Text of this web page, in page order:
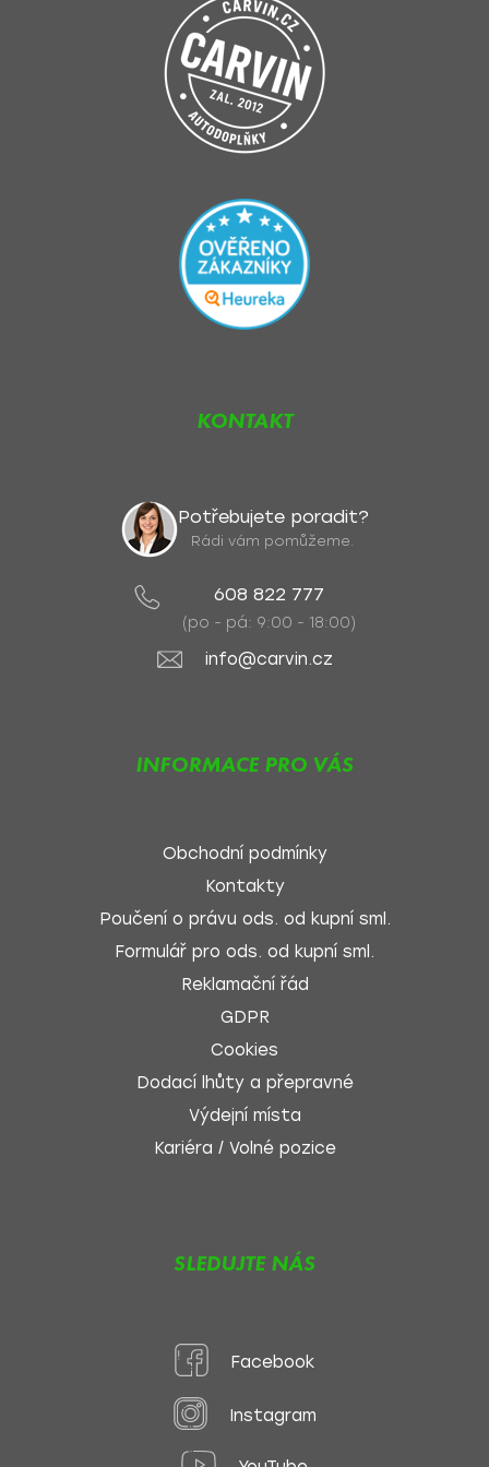
KONTAKT
Potřebujete poradit?
Rádi vám pomůžeme.
608 822 777
(po - pá: 9:00 - 18:00)
info@carvin.cz
INFORMACE PRO VÁS
Obchodní podmínky
Kontakty
Poučení o právu ods. od kupní sml.
Formulář pro ods. od kupní sml.
Reklamační řád
GDPR
Cookies
Dodací lhůty a přepravné
Výdejní místa
Kariéra / Volné pozice
SLEDUJTE NÁS
Facebook
Instagram